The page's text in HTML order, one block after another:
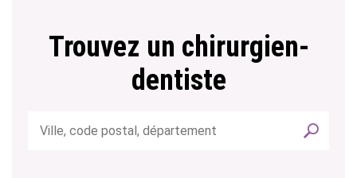
Trouvez un chirurgien-
dentiste